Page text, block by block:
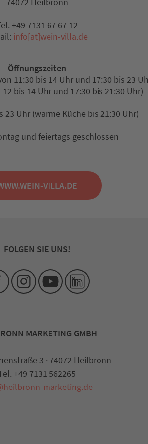
74072 Heilbronn
+49 7131 67 67 12
info[at]wein-villa.de
Öffnungszeiten
11:30 bis 14 Uhr und 17:30 bis 23
bis 14 Uhr und 17:30 bis 21:30 Uhr)
23 Uhr (warme Küche bis 21:30 Uhr)
und feiertags geschlossen
VILLA.DE
FOLGEN SIE UNS!
MARKETING GMBH
3 · 74072 Heilbronn
+49 7131 562265
marketing.de